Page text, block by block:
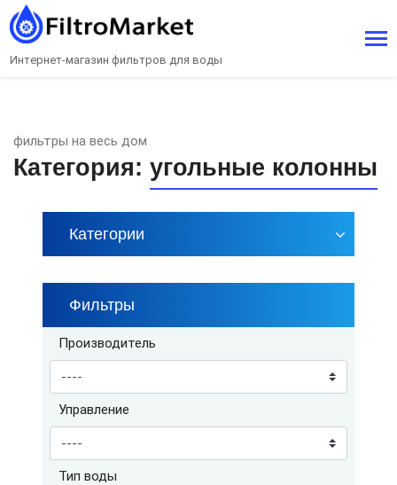
Интернет-магазин фильтров для воды
фильтры на весь дом
Категория: угольные колонны
Категории
Фильтры
Производитель
Управление
Тип воды